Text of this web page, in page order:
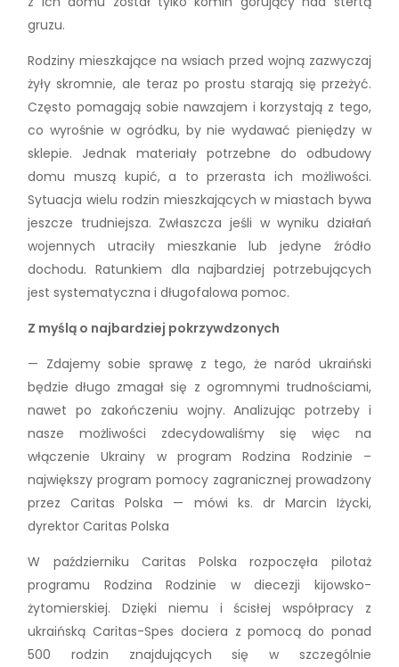
gruzu.
Rodziny mieszkające na wsiach przed wojną zazwyczaj
żyły skromnie, ale teraz po prostu starają się przeżyć.
Często pomagają sobie nawzajem i korzystają z tego,
co wyrośnie w ogródku, by nie wydawać pieniędzy w
sklepie. Jednak materiały potrzebne do odbudowy
domu muszą kupić, a to przerasta ich możliwości.
Sytuacja wielu rodzin mieszkających w miastach bywa
jeszcze trudniejsza. Zwłaszcza jeśli w wyniku działań
wojennych utraciły mieszkanie lub jedyne źródło
dochodu. Ratunkiem dla najbardziej potrzebujących
jest systematyczna i długofalowa pomoc.
Z myślą o najbardziej pokrzywdzonych
— Zdajemy sobie sprawę z tego, że naród ukraiński
będzie długo zmagał się z ogromnymi trudnościami,
nawet po zakończeniu wojny. Analizując potrzeby i
nasze możliwości zdecydowaliśmy się więc na
włączenie Ukrainy w program Rodzina Rodzinie –
największy program pomocy zagranicznej prowadzony
przez Caritas Polska — mówi ks. dr Marcin Iżycki,
dyrektor Caritas Polska
W październiku Caritas Polska rozpoczęła pilotaż
programu Rodzina Rodzinie w diecezji kijowsko-
żytomierskiej. Dzięki niemu i ścisłej współpracy z
ukraińską Caritas-Spes dociera z pomocą do ponad
500 rodzin znajdujących się w szczególnie